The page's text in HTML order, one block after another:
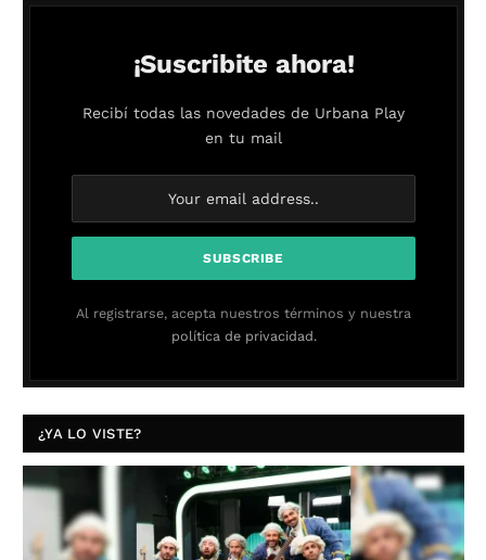
¡Suscribite ahora!
Recibí todas las novedades de Urbana Play
en tu mail
Al registrarse, acepta nuestros términos y nuestra
política de privacidad.
¿YA LO VISTE?